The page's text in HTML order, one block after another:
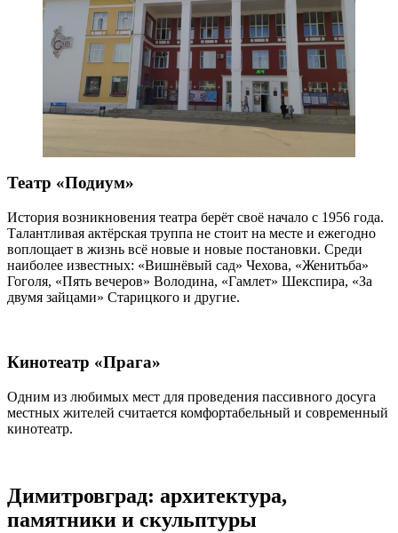
Театр «Подиум»
История возникновения театра берёт своё начало с 1956 года.
Талантливая актёрская труппа не стоит на месте и ежегодно
воплощает в жизнь всё новые и новые постановки. Среди
наиболее известных: «Вишнёвый сад» Чехова, «Женитьба»
Гоголя, «Пять вечеров» Володина, «Гамлет» Шекспира, «За
двумя зайцами» Старицкого и другие.
Кинотеатр «Прага»
Одним из любимых мест для проведения пассивного досуга
местных жителей считается комфортабельный и современный
кинотеатр.
Димитровград: архитектура,
памятники и скульптуры